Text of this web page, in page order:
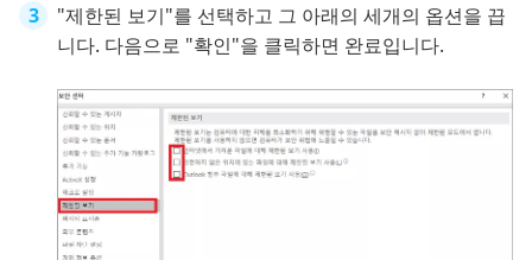
"제한된 보기"를 선택하고 그 아래의 세개의 옵션을 끕
니다. 다음으로 "확인"을 클릭하면 완료입니다.